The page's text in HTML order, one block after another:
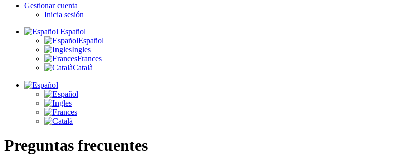
Gestionar cuenta
Inicia sesión
Español
Español
Ingles
Frances
Català
Preguntas frecuentes